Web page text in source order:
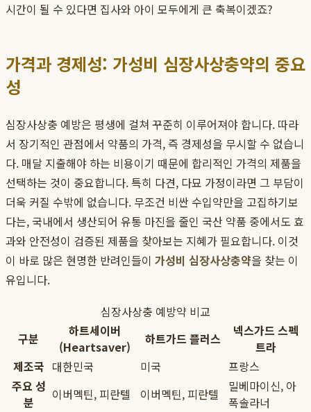
시간이 될 수 있다면 집사와 아이 모두에게 큰 축복이겠죠?
가격과 경제성: 가성비 심장사상충약의 중요
성
심장사상충 예방은 평생에 걸쳐 꾸준히 이루어져야 합니다. 따라
서 장기적인 관점에서 약품의 가격, 즉 경제성을 무시할 수 없습니
다. 매달 지출해야 하는 비용이기 때문에 합리적인 가격의 제품을
선택하는 것이 중요합니다. 특히 다견, 다묘 가정이라면 그 부담이
더욱 커질 수밖에 없습니다. 무조건 비싼 수입약만을 고집하기보
다는, 국내에서 생산되어 유통 마진을 줄인 국산 약품 중에서도 효
과와 안전성이 검증된 제품을 찾아보는 지혜가 필요합니다. 이것
이 바로 많은 현명한 반려인들이 가성비 심장사상충약을 찾는 이
유입니다.
심장사상충 예방약 비교
구분
하트세이버
(Heartsaver)
하트가드 플러스
넥스가드 스펙
트라
제조국 대한민국 미국
프랑스
주요 성
분
이버멕틴, 피란텔 이버멕틴, 피란텔
밀베마이신, 아
폭솔라너